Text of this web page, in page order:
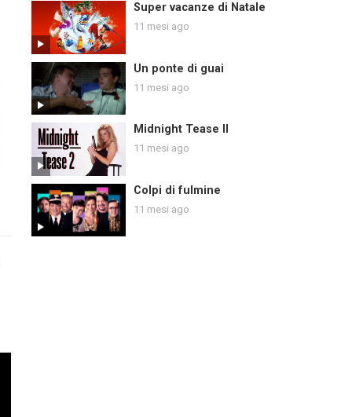
Super vacanze di Natale
11 mesi ago
Un ponte di guai
11 mesi ago
Midnight Tease II
11 mesi ago
Colpi di fulmine
11 mesi ago